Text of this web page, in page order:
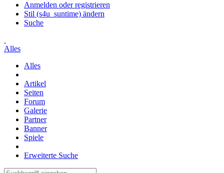
Anmelden oder registrieren
Stil (s4u_suntime) ändern
Suche
Alles
Alles
Artikel
Seiten
Forum
Galerie
Partner
Banner
Spiele
Erweiterte Suche